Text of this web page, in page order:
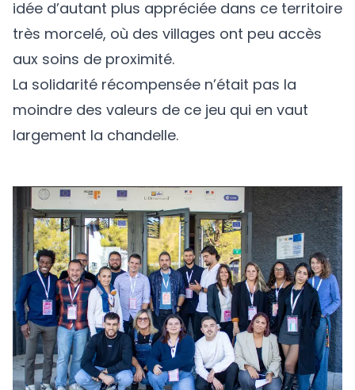
idée d’autant plus appréciée dans ce territoire
très morcelé, où des villages ont peu accès
aux soins de proximité.
La solidarité récompensée n’était pas la
moindre des valeurs de ce jeu qui en vaut
largement la chandelle.